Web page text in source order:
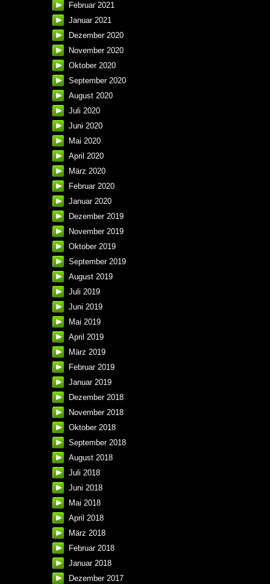
Februar 2021
Januar 2021
Dezember 2020
November 2020
Oktober 2020
September 2020
August 2020
Juli 2020
Juni 2020
Mai 2020
April 2020
März 2020
Februar 2020
Januar 2020
Dezember 2019
November 2019
Oktober 2019
September 2019
August 2019
Juli 2019
Juni 2019
Mai 2019
April 2019
März 2019
Februar 2019
Januar 2019
Dezember 2018
November 2018
Oktober 2018
September 2018
August 2018
Juli 2018
Juni 2018
Mai 2018
April 2018
März 2018
Februar 2018
Januar 2018
Dezember 2017